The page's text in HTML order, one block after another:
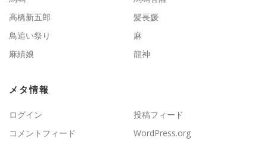
高橋新五郎
髪長媛
鳥追い祭り
麻
麻績娘
龍神
メタ情報
ログイン
投稿フィード
コメントフィード
WordPress.org